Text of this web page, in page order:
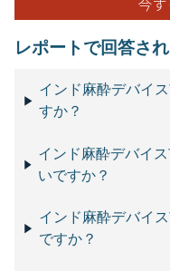
レポートで回答さ
インド麻酔デバイ
すか？
インド麻酔デバイ
いですか？
インド麻酔デバイ
ですか？